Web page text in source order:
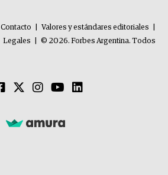
Contacto Valores y estándares editoriales
Legales
© 2026. Forbes Argentina. Todos